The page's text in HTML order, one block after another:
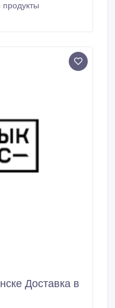
наша продукция
Реализуем
продукты
Доставка в